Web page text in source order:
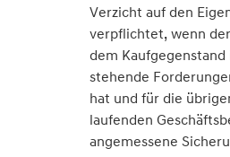
Verzicht auf den
verpflichtet, wenn
dem
stehende
hat und für die
laufenden
angemessene